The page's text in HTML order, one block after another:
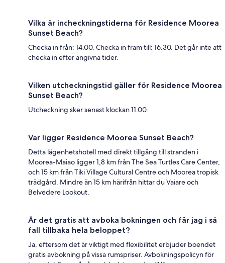
Vilka är incheckningstiderna för Residence Moorea
Sunset Beach?
Checka in från: 14.00. Checka in fram till: 16.30. Det går inte att
checka in efter angivna tider.
Vilken utcheckningstid gäller för Residence Moorea
Sunset Beach?
Utcheckning sker senast klockan 11.00.
Var ligger Residence Moorea Sunset Beach?
Detta lägenhetshotell med direkt tillgång till stranden i
Moorea-Maiao ligger 1,8 km från The Sea Turtles Care Center,
och 15 km från Tiki Village Cultural Centre och Moorea tropisk
trädgård. Mindre än 15 km härifrån hittar du Vaiare och
Belvedere Lookout.
Är det gratis att avboka bokningen och får jag i så
fall tillbaka hela beloppet?
Ja, eftersom det är viktigt med flexibilitet erbjuder boendet
gratis avbokning på vissa rumspriser. Avbokningspolicyn för